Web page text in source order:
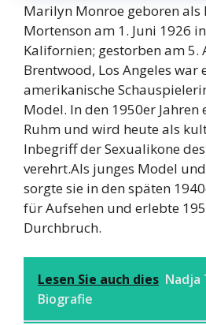
Marilyn Monroe geboren als
Mortenson am 1. Juni 1926
Kalifornien; gestorben am 5.
Brentwood, Los Angeles war
amerikanische
Model. In den 1950er
Ruhm und wird heute als
Inbegriff der Sexualikone
verehrt.Als junges Model
sorgte sie in den späten
für Aufsehen und erlebte
Durchbruch.
Lesen Sie auch dies Nadja
Biografie